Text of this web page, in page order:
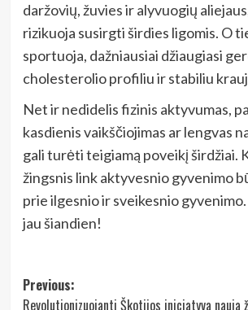
daržovių, žuvies ir alyvuogių
rizikuoja susirgti širdies ligomis. O
sportuoja, dažniausiai džiaugiasi
cholesterolio profiliu ir stabiliu
Net ir nedidelis fizinis aktyvumas,
kasdienis vaikščiojimas ar lengvas
gali turėti teigiamą poveikį širdžiai.
žingsnis link aktyvesnio gyvenimo
prie ilgesnio ir sveikesnio
jau šiandien!
Post
Previous:
Revolutionizuojanti Škotijos iniciatyva nauja